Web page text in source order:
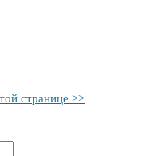
странице >>